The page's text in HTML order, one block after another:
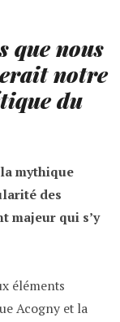
que nous
notre
du
mythique
des
majeur qui s’y
éléments
Acogny et la